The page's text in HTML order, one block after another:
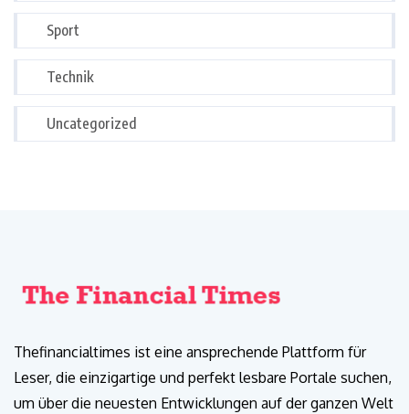
Sport
Technik
Uncategorized
Thefinancialtimes ist eine ansprechende Plattform für
Leser, die einzigartige und perfekt lesbare Portale suchen,
um über die neuesten Entwicklungen auf der ganzen Welt